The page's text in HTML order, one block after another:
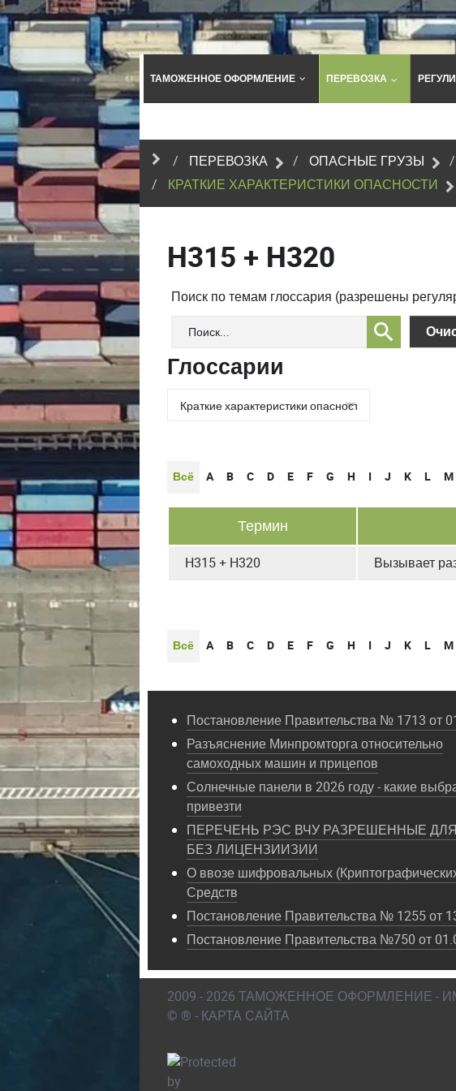
ТАМОЖЕННОЕ ОФОРМЛЕНИЕ ПЕРЕВОЗКА
ПЕРЕВОЗКА ОПАСНЫЕ ГРУЗЫ
КРАТКИЕ ХАРАКТЕРИСТИКИ ОПАСНОСТИ
H315 + H320
Поиск по темам глоссария (разрешены
Глоссарии
Всё A B C D E F G H I J K L M
Термин
H315 + H320 Вызывает
Всё A B C D E F G H I J K L M
Постановление Правительства № 1713 от
Разъяснение Минпромторга относительно
самоходных машин и прицепов
Солнечные панели в 2026 году - какие
привезти
ПЕРЕЧЕНЬ РЭС ВЧУ РАЗРЕШЕННЫЕ
БЕЗ ЛИЦЕНЗИИЗИИ
О ввозе шифровальных
Средств
Постановление Правительства № 1255 от
Постановление Правительства №750 от
2009 - 2026 ТАМОЖЕННОЕ ОФОРМЛЕНИЕ -
© ® - КАРТА САЙТА